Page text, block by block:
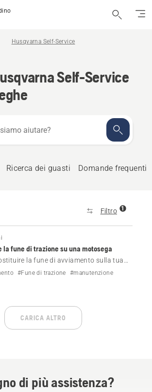
Husqvarna Self-Service
Self-Service
Ricerca dei guasti Domande frequenti
Filtro 1
la fune di trazione su una motosega
la fune di avviamento sulla tua
#Fune di trazione
#manutenzione
CARICA ALTRO
di più assistenza?